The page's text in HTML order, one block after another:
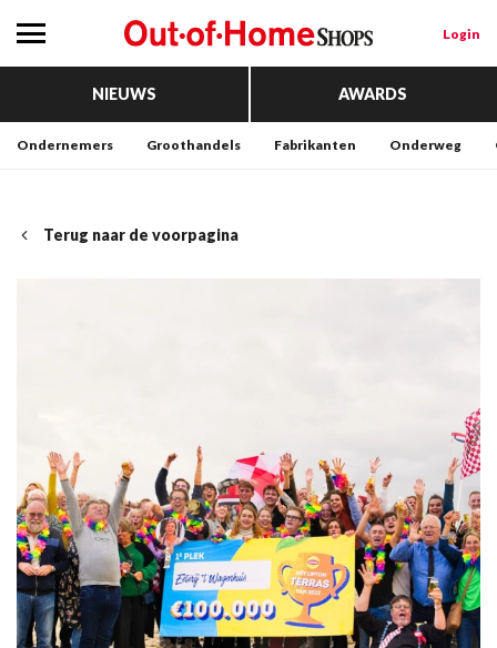
Login
NIEUWS AWARDS
Ondernemers Groothandels Fabrikanten Onderweg
Terug naar de voorpagina